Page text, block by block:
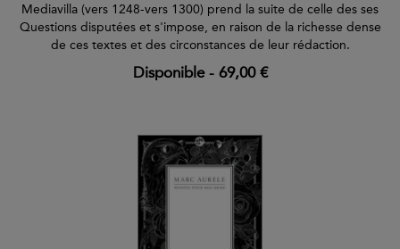
Mediavilla (vers 1248-vers 1300) prend la suite de celle des ses
Questions disputées et s'impose, en raison de la richesse dense
de ces textes et des circonstances de leur rédaction.
Disponible- 69,00 €